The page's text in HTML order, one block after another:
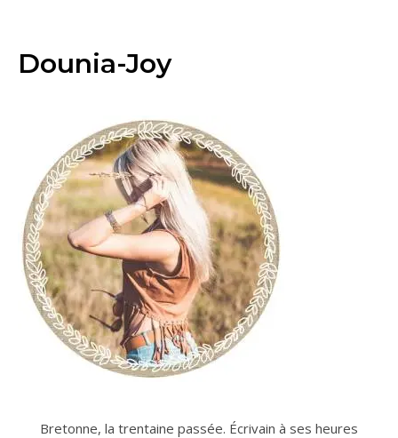
Dounia-Joy
Bretonne, la trentaine passée. Écrivain à ses heures